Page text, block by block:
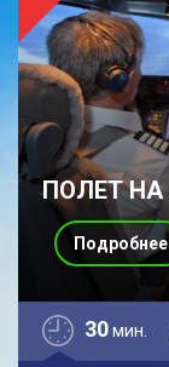
ПОЛЕТ НА
30мин.
Подробнее